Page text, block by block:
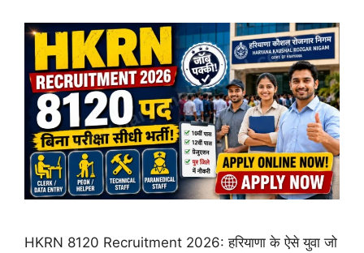
HKRN 8120 Recruitment 2026: हरियाणा के ऐसे युवा जो